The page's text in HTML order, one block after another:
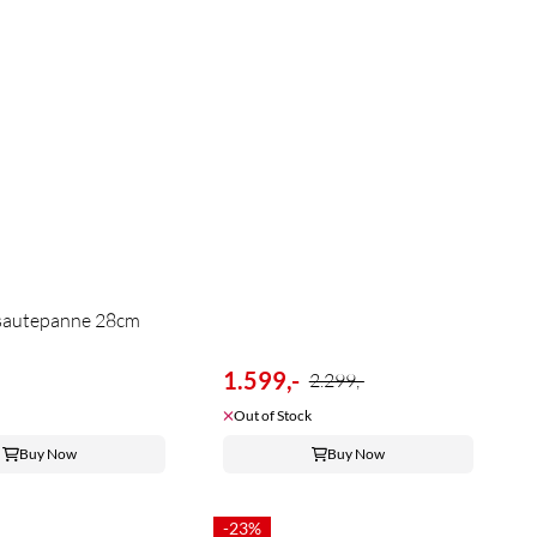
28cm
Buy Now
1.599,- 2.299,-
Out of Stock
Buy Now
-23%